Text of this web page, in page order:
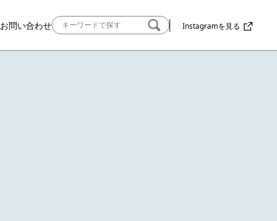
お問い合わせ Instagramを見る